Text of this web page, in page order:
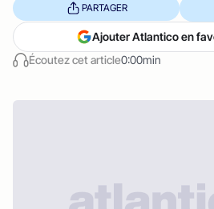
Écoutez cet article0:00min
PARTAGER
Ajouter Atlantico en